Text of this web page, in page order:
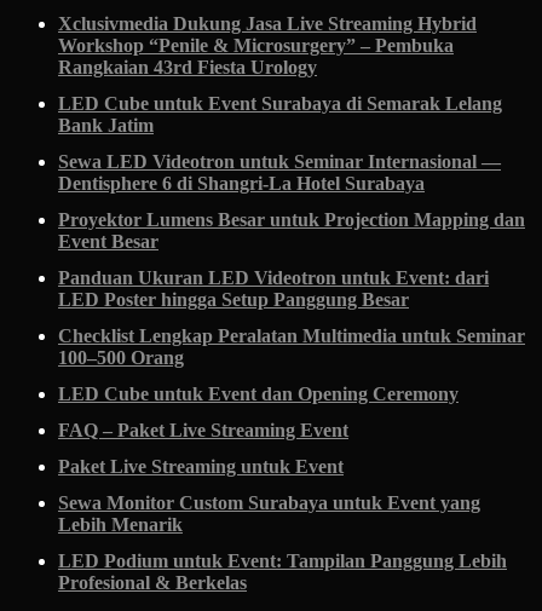
Xclusivmedia Dukung Jasa Live Streaming Hybrid
Workshop “Penile & Microsurgery” – Pembuka
Rangkaian 43rd Fiesta Urology
LED Cube untuk Event Surabaya di Semarak Lelang
Bank Jatim
Sewa LED Videotron untuk Seminar Internasional —
Dentisphere 6 di Shangri-La Hotel Surabaya
Proyektor Lumens Besar untuk Projection Mapping dan
Event Besar
Panduan Ukuran LED Videotron untuk Event: dari
LED Poster hingga Setup Panggung Besar
Checklist Lengkap Peralatan Multimedia untuk Seminar
100–500 Orang
LED Cube untuk Event dan Opening Ceremony
FAQ – Paket Live Streaming Event
Paket Live Streaming untuk Event
Sewa Monitor Custom Surabaya untuk Event yang
Lebih Menarik
LED Podium untuk Event: Tampilan Panggung Lebih
Profesional & Berkelas